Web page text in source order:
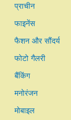
प्राचीन
फाइनेंस
फैशन और सौंदर्य
फोटो गैलरी
बैंकिंग
मनोरंजन
मोबाइल